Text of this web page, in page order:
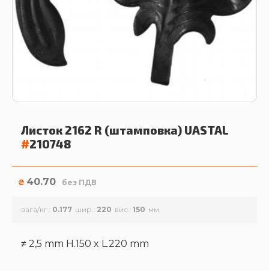
Листок 2162 R (штамповка) UASTAL
#210748
₴ 40.70 без ПДВ
вага/кг. 0.177 шир. 220 вис. 150
≠ 2,5 mm H.150 x L.220 mm